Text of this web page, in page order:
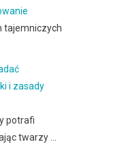
tajemniczych
i zasady
potrafi
twarzy …